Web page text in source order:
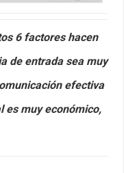
6 factores hacen
de entrada sea muy
efectiva
es muy económico,